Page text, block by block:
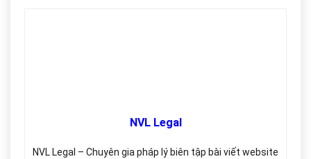
NVL Legal
NVL Legal – Chuyên gia pháp lý biên tập bài viết website